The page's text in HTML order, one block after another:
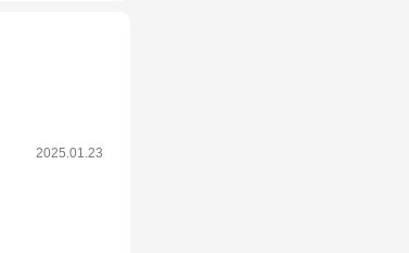
2025.01.23